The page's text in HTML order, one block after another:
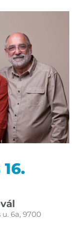
6a, 9700